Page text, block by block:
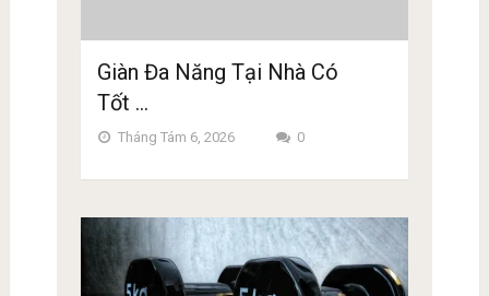
Giàn Đa Năng Tại Nhà Có
Tốt …
Tháng Tám 6, 2026 0